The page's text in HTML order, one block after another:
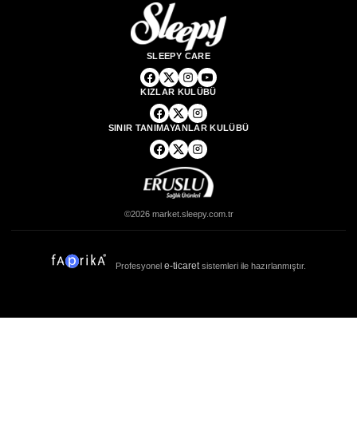
SLEEPY CARE
KIZLAR KULÜBÜ
SINIR TANIMAYANLAR KULÜBÜ
©2026 market.sleepy.com.tr
Profesyonel e-ticaret sistemleri ile hazırlanmıştır.